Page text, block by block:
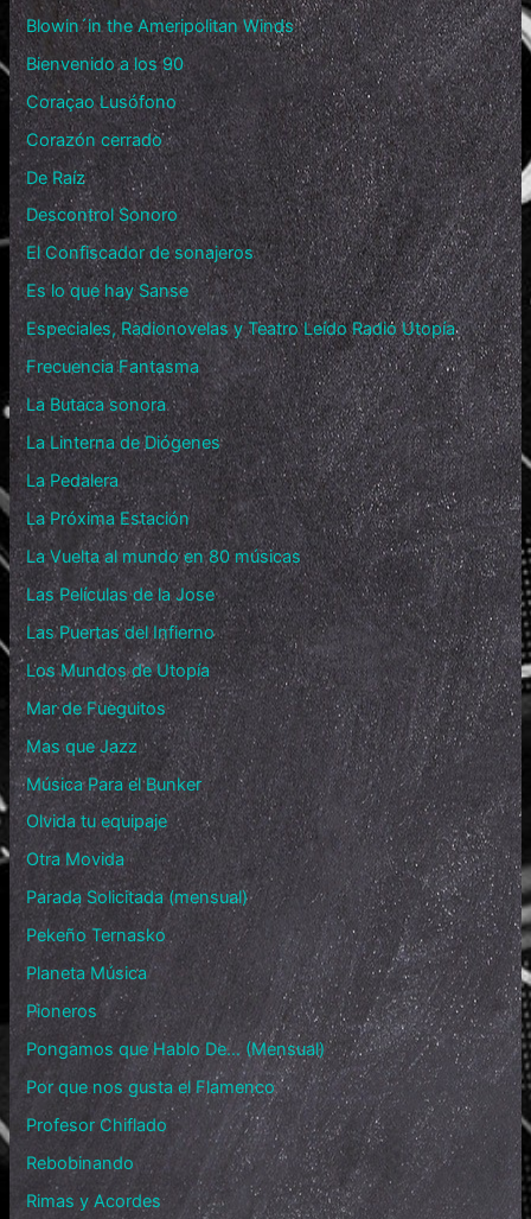
Blowin´in the Ameripolitan Winds
Bienvenido a los 90
Coraçao Lusófono
Corazón cerrado
De Raíz
Descontrol Sonoro
El Confiscador de sonajeros
Es lo que hay Sanse
Especiales, Radionovelas y Teatro Leído Radio Utopía
Frecuencia Fantasma
La Butaca sonora
La Linterna de Diógenes
La Pedalera
La Próxima Estación
La Vuelta al mundo en 80 músicas
Las Películas de la Jose
Las Puertas del Infierno
Los Mundos de Utopía
Mar de Fueguitos
Mas que Jazz
Música Para el Bunker
Olvida tu equipaje
Otra Movida
Parada Solicitada (mensual)
Pekeño Ternasko
Planeta Música
Pioneros
Pongamos que Hablo De… (Mensual)
Por que nos gusta el Flamenco
Profesor Chiflado
Rebobinando
Rimas y Acordes